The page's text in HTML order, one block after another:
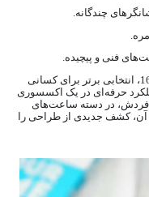
چندگانه.
فنی و پیچیده.
بین باند مدل B1236 کد 1690، انتخابی برتر برای کسانی
حرفه‌ای در یک اکسسوری
در دسته ساعت‌های
آن، کشف جدیدی از طراحی را